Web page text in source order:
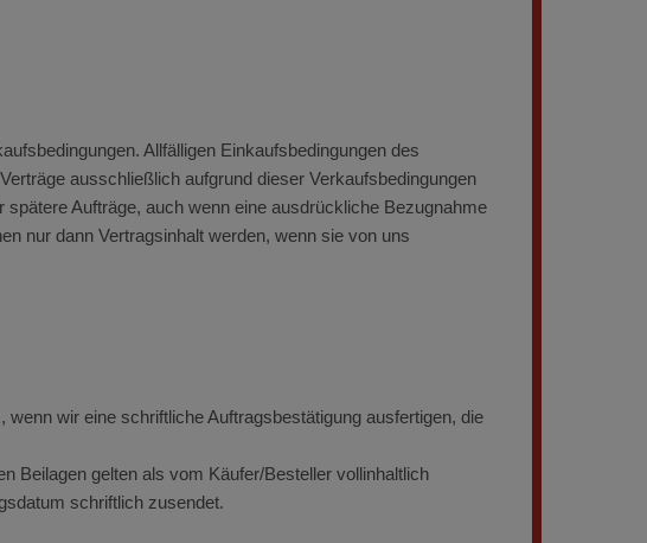
Allfälligen Einkaufsbedingungen des
ausschließlich aufgrund dieser Verkaufsbedingungen
Aufträge, auch wenn eine ausdrückliche Bezugnahme
nur dann Vertragsinhalt werden, wenn sie von uns
wir eine schriftliche Auftragsbestätigung ausfertigen, die
Beilagen gelten als vom Käufer/Besteller vollinhaltlich
schriftlich zusendet.